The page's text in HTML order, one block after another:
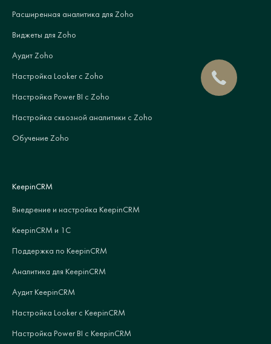
Расширенная аналитика для Zoho
Виджеты для Zoho
Аудит Zoho
Настройка Looker с Zoho
Настройка Power BI с Zoho
Настройка сквозной аналитики с Zoho
Обучение Zoho
KeepinCRM
Внедрение и настройка KeepinCRM
KeepinCRM и 1С
Поддержка по KeepinCRM
Аналитика для KeepinCRM
Аудит KeepinCRM
Настройка Looker с KeepinCRM
Настройка Power BI с KeepinCRM